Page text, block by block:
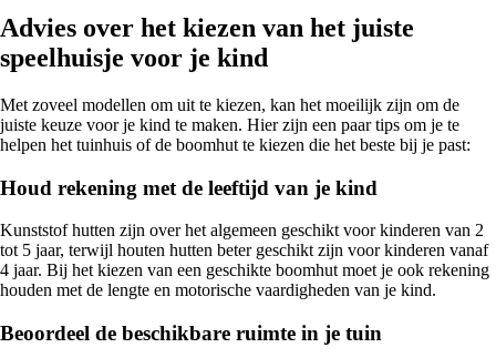
Advies over het kiezen van het juiste
speelhuisje voor je kind
Met zoveel modellen om uit te kiezen, kan het moeilijk zijn om de
juiste keuze voor je kind te maken. Hier zijn een paar tips om je te
helpen het tuinhuis of de boomhut te kiezen die het beste bij je past:
Houd rekening met de leeftijd van je kind
Kunststof hutten zijn over het algemeen geschikt voor kinderen van 2
tot 5 jaar, terwijl houten hutten beter geschikt zijn voor kinderen vanaf
4 jaar. Bij het kiezen van een geschikte boomhut moet je ook rekening
houden met de lengte en motorische vaardigheden van je kind.
Beoordeel de beschikbare ruimte in je tuin